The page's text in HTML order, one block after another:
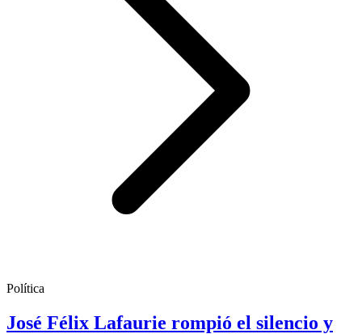
Política
José Félix Lafaurie rompió el silencio y